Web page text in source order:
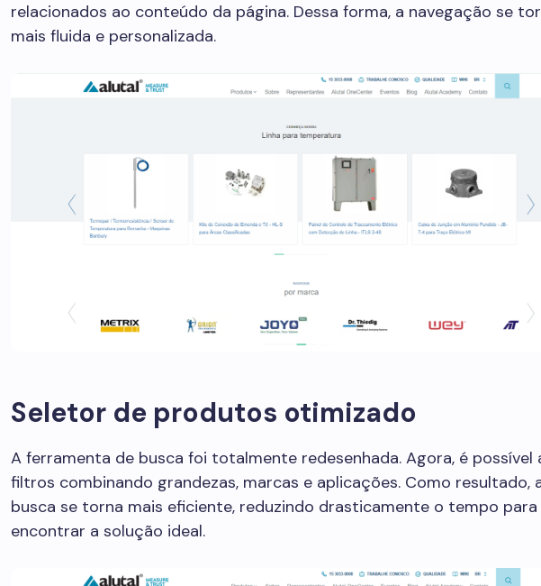
relacionados ao conteúdo da página. Dessa forma, a navegação se
mais fluida e personalizada.
Seletor de produtos otimizado
A ferramenta de busca foi totalmente redesenhada. Agora, é possível
filtros combinando grandezas, marcas e aplicações. Como resultado,
busca se torna mais eficiente, reduzindo drasticamente o tempo para
encontrar a solução ideal.